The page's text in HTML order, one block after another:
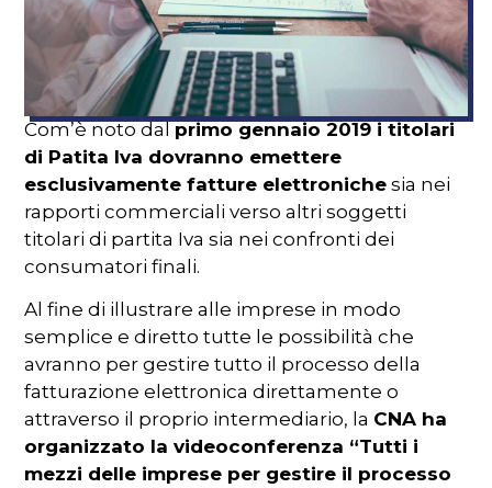
Com’è noto dalprimo gennaio 2019 i titolari
di Patita Iva dovranno emettere
esclusivamente fatture elettroniche sia nei
rapporti commerciali verso altri soggetti
titolari di partita Iva sia nei confronti dei
consumatori finali.
Al fine di illustrare alle imprese in modo
semplice e diretto tutte le possibilità che
avranno per gestire tutto il processo della
fatturazione elettronica direttamente o
attraverso il proprio intermediario, la CNA ha
organizzato la videoconferenza “Tutti i
mezzi delle imprese per gestire il processo